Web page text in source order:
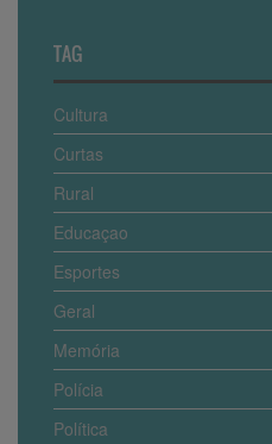
TAG
Cultura
Curtas
Rural
Educaçao
Esportes
Geral
Memória
Polícia
Política